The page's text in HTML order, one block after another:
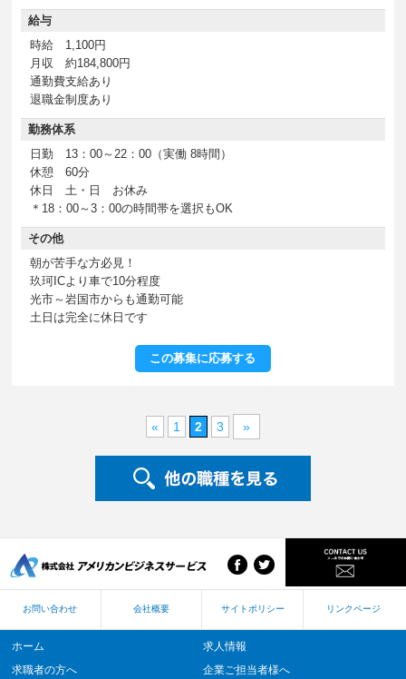
給与
時給 1,100円
月収 約184,800円
通勤費支給あり
退職金制度あり
勤務体系
日勤 13：00～22：00（実働 8時間）
休憩 60分
休日 土・日 お休み
＊18：00～3：00の時間帯を選択もOK
その他
朝が苦手な方必見！
玖珂ICより車で10分程度
光市～岩国市からも通勤可能
土日は完全に休日です
この募集に応募する
« 1 2 3 »
お問い合わせ 会社概要 サイトポリシー リンクページ
ホーム
求人情報
求職者の方へ
企業ご担当者様へ